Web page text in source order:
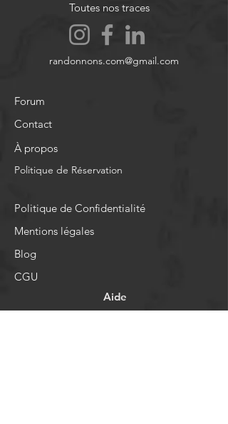
Toutes nos traces
randonnons.com@gmail.com
Forum
Contact
À propos
Politique de Réservation
Politique de Confidentialité
Mentions légales
Blog
CGU
Aide